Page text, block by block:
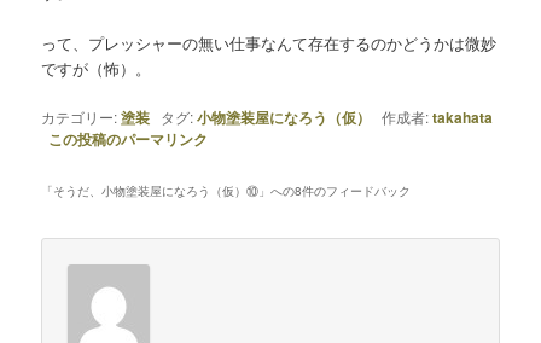
って、プレッシャーの無い仕事なんて存在するのかどうかは微妙
ですが（怖）。
カテゴリー:塗装 タグ:小物塗装屋になろう（仮） 作成者:takahata
この投稿のパーマリンク
「そうだ、小物塗装屋になろう（仮）⑩ 」への8件のフィードバック